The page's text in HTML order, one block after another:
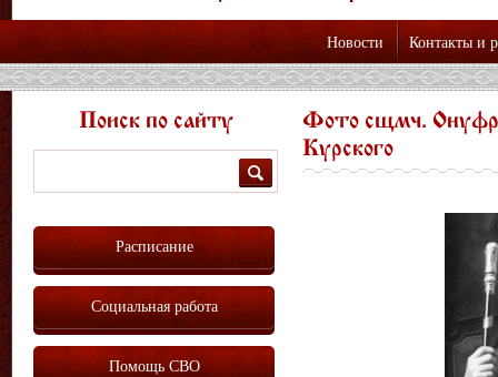
Новости Контакты и
Фото сщмч.
Курского
Поиск по сайту
Расписание
Социальная работа
Помощь СВО